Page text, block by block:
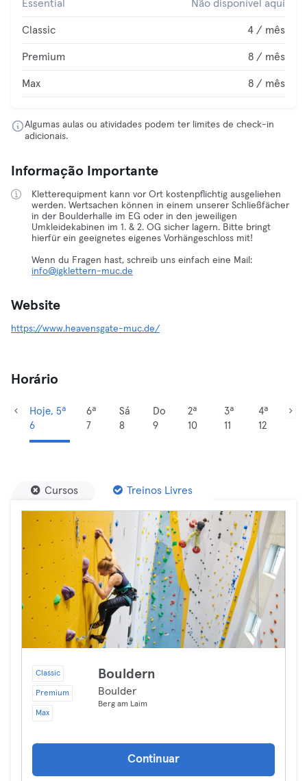
Essential Não disponível aqui
Classic 4 / mês
Premium 8 / mês
Max 8 / mês
Algumas aulas ou atividades podem ter limites de check-in
adicionais.
Informação Importante
Kletterequipment kann vor Ort kostenpflichtig ausgeliehen
werden. Wertsachen können in einem unserer Schließfächer
in der Boulderhalle im EG oder in den jeweiligen
Umkleidekabinen im 1. & 2. OG sicher lagern. Bitte bringt
hierfür ein geeignetes eigenes Vorhängeschloss mit!
Wenn du Fragen hast, schreib uns einfach eine Mail:
info@igklettern-muc.de
Website
https://www.heavensgate-muc.de/
Horário
Hoje, 5ª
6
6ª
7
Sá
8
Do
9
2ª
10
3ª
11
4ª
12
Cursos Treinos Livres
Classic
Premium
Max
Bouldern
Boulder
Berg am Laim
Continuar